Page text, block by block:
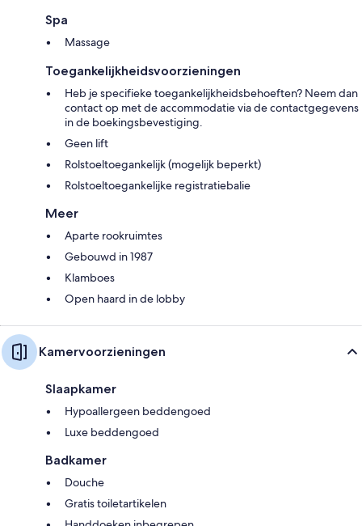
Spa
Massage
Toegankelijkheidsvoorzieningen
Heb je specifieke toegankelijkheidsbehoeften? Neem dan
contact op met de accommodatie via de contactgegevens
in de boekingsbevestiging.
Geen lift
Rolstoeltoegankelijk (mogelijk beperkt)
Rolstoeltoegankelijke registratiebalie
Meer
Aparte rookruimtes
Gebouwd in 1987
Klamboes
Open haard in de lobby
Kamervoorzieningen
Slaapkamer
Hypoallergeen beddengoed
Luxe beddengoed
Badkamer
Douche
Gratis toiletartikelen